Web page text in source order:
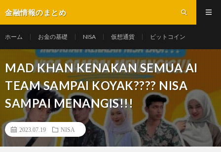
金融情報のまとめ
ホーム お金の基礎 NISA 仮想通貨 ビットコイン
MAD KHAN KENAKAN SEMUA AI
TEAM SAMPAI KOYAK???? NISA
SAMPAI MENANGIS!!!
2023.07.19 NISA